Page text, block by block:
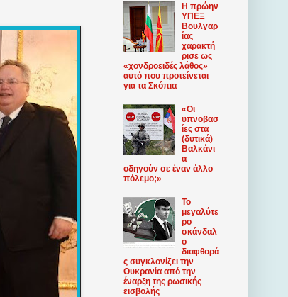
Η πρώην
ΥΠΕΞ
Βουλγαρ
ίας
χαρακτή
ρισε ως
«χονδροειδές λάθος»
αυτό που προτείνεται
για τα Σκόπια
«Οι
υπνοβασ
ίες στα
(δυτικά)
Βαλκάνι
α
οδηγούν σε έναν άλλο
πόλεμο;»
Το
μεγαλύτε
ρο
σκάνδαλ
ο
διαφθορά
ς συγκλονίζει την
Ουκρανία από την
έναρξη της ρωσικής
εισβολής